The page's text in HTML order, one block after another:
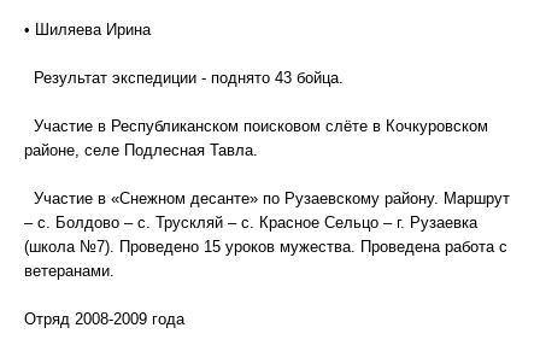
• Шиляева Ирина
Результат экспедиции - поднято 43 бойца.
Участие в Республиканском поисковом слёте в Кочкуровском
районе, селе Подлесная Тавла.
Участие в «Снежном десанте» по Рузаевскому району. Маршрут
– с. Болдово – с. Трускляй – с. Красное Сельцо – г. Рузаевка
(школа №7). Проведено 15 уроков мужества. Проведена работа с
ветеранами.
Отряд 2008-2009 года